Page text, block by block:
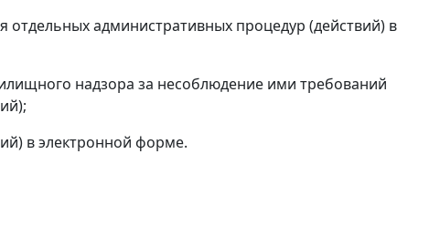
отдельных административных процедур (действий) в
надзора за несоблюдение ими требований
в электронной форме.